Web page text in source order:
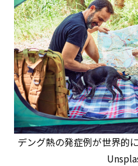
デング熱の発症例が世界的